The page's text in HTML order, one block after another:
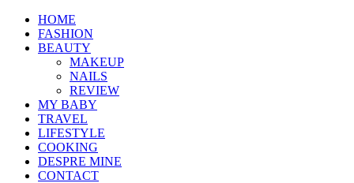
HOME
FASHION
BEAUTY
MAKEUP
NAILS
REVIEW
MY BABY
TRAVEL
LIFESTYLE
COOKING
DESPRE MINE
CONTACT